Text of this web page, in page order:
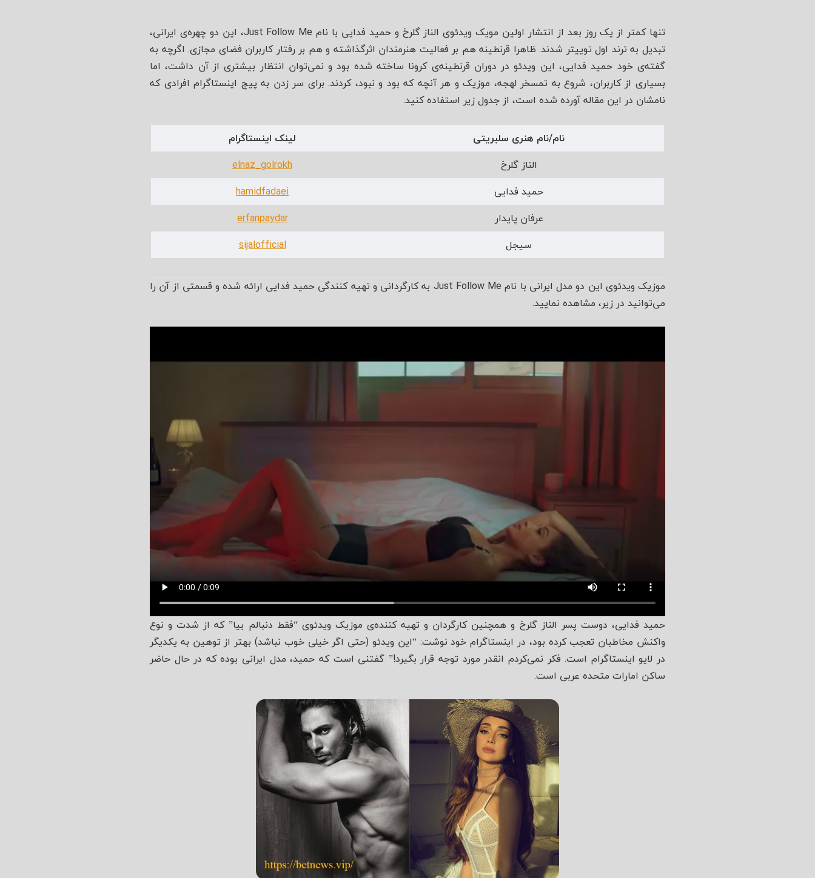
تنها کمتر از یک روز بعد از انتشار اولین مویک ویدئوی الناز گلرخ و حمید فدایی با نام Just Follow Me، این دو چهره‌ی ایرانی،
تبدیل به ترند اول توییتر شدند. ظاهرا قرنطینه هم بر فعالیت هنرمندان اثرگذاشته و هم بر رفتار کاربران فضای مجازی. اگرچه به
گفته‌ی خود حمید فدایی، این ویدئو در دوران قرنطینه‌ی کرونا ساخته شده بود و نمی‌توان انتظار بیشتری از آن داشت، اما
بسیاری از کاربران، شروع به تمسخر لهجه، موزیک و هر آنچه که بود و نبود، کردند. برای سر زدن به پیج اینستاگرام افرادی که
نامشان در این مقاله آورده شده است، از جدول زیر استفاده کنید.
نام/نام هنری سلبریتی
لینک اینستاگرام
الناز گلرخ
elnaz_golrokh
حمید فدایی
hamidfadaei
عرفان پایدار
erfanpaydar
سیجل
sijalofficial
موزیک ویدئوی این دو مدل ایرانی با نام Just Follow Me به کارگردانی و تهیه کنندگی حمید فدایی ارائه شده و قسمتی از آن را
می‌توانید در زیر، مشاهده نمایید.
حمید فدایی، دوست پسر الناز گلرخ و همچنین کارگردان و تهیه کننده‌ی موزیک ویدئوی “فقط دنبالم بیا” که از شدت و نوع
واکنش مخاطبان تعجب کرده بود، در اینستاگرام خود نوشت: “این ویدئو (حتی اگر خیلی خوب نباشد) بهتر از توهین به یکدیگر
در لایو اینستاگرام است. فکر نمی‌کردم انقدر مورد توجه قرار بگیرد!” گفتنی است که حمید، مدل ایرانی بوده که در حال حاضر
ساکن امارات متحده عربی است.